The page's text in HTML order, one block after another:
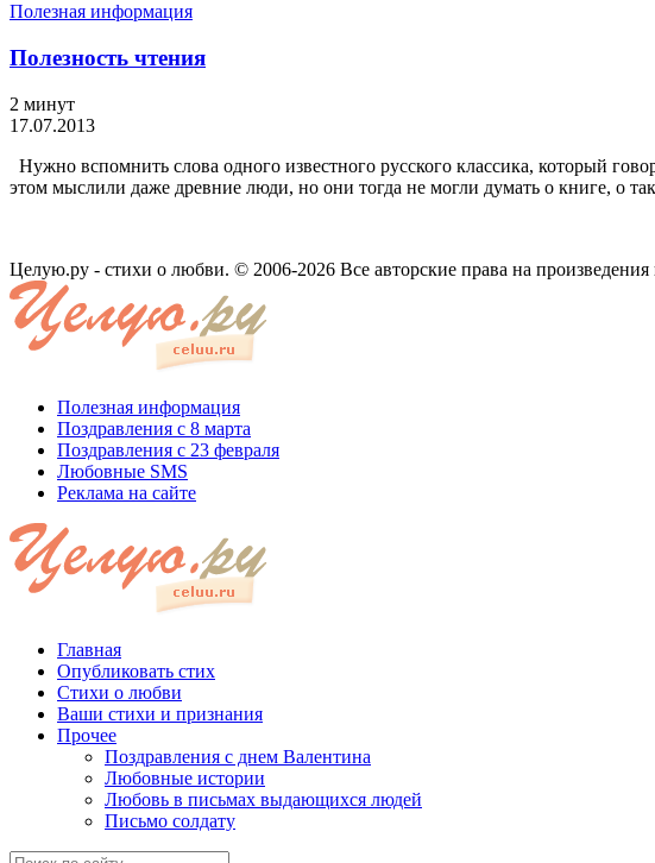
Полезная информация
Полезность чтения
2 минут
17.07.2013
Нужно вспомнить слова одного известного русского классика, который
этом мыслили даже древние люди, но они тогда не могли думать о книге, о
Целую.ру - стихи о любви. © 2006-2026 Все авторские права на произведения
Полезная информация
Поздравления с 8 марта
Поздравления с 23 февраля
Любовные SMS
Реклама на сайте
Главная
Опубликовать стих
Стихи о любви
Ваши стихи и признания
Прочее
Поздравления с днем Валентина
Любовные истории
Любовь в письмах выдающихся людей
Письмо солдату